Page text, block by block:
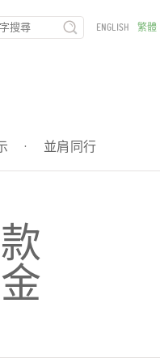
· 並肩同行
ENGLISH 繁體